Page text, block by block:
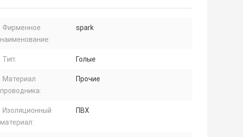
Фирменное
наименование:
spark
Тип: Голые
Материал
проводника:
Прочие
Изоляционный
материал:
ПВХ